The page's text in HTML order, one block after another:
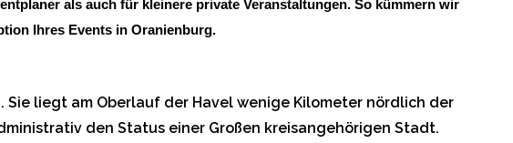
als auch für kleinere private Veranstaltungen. So kümmern wir
Ihres Events in Oranienburg.
liegt am Oberlauf der Havel wenige Kilometer nördlich der
den Status einer Großen kreisangehörigen Stadt.